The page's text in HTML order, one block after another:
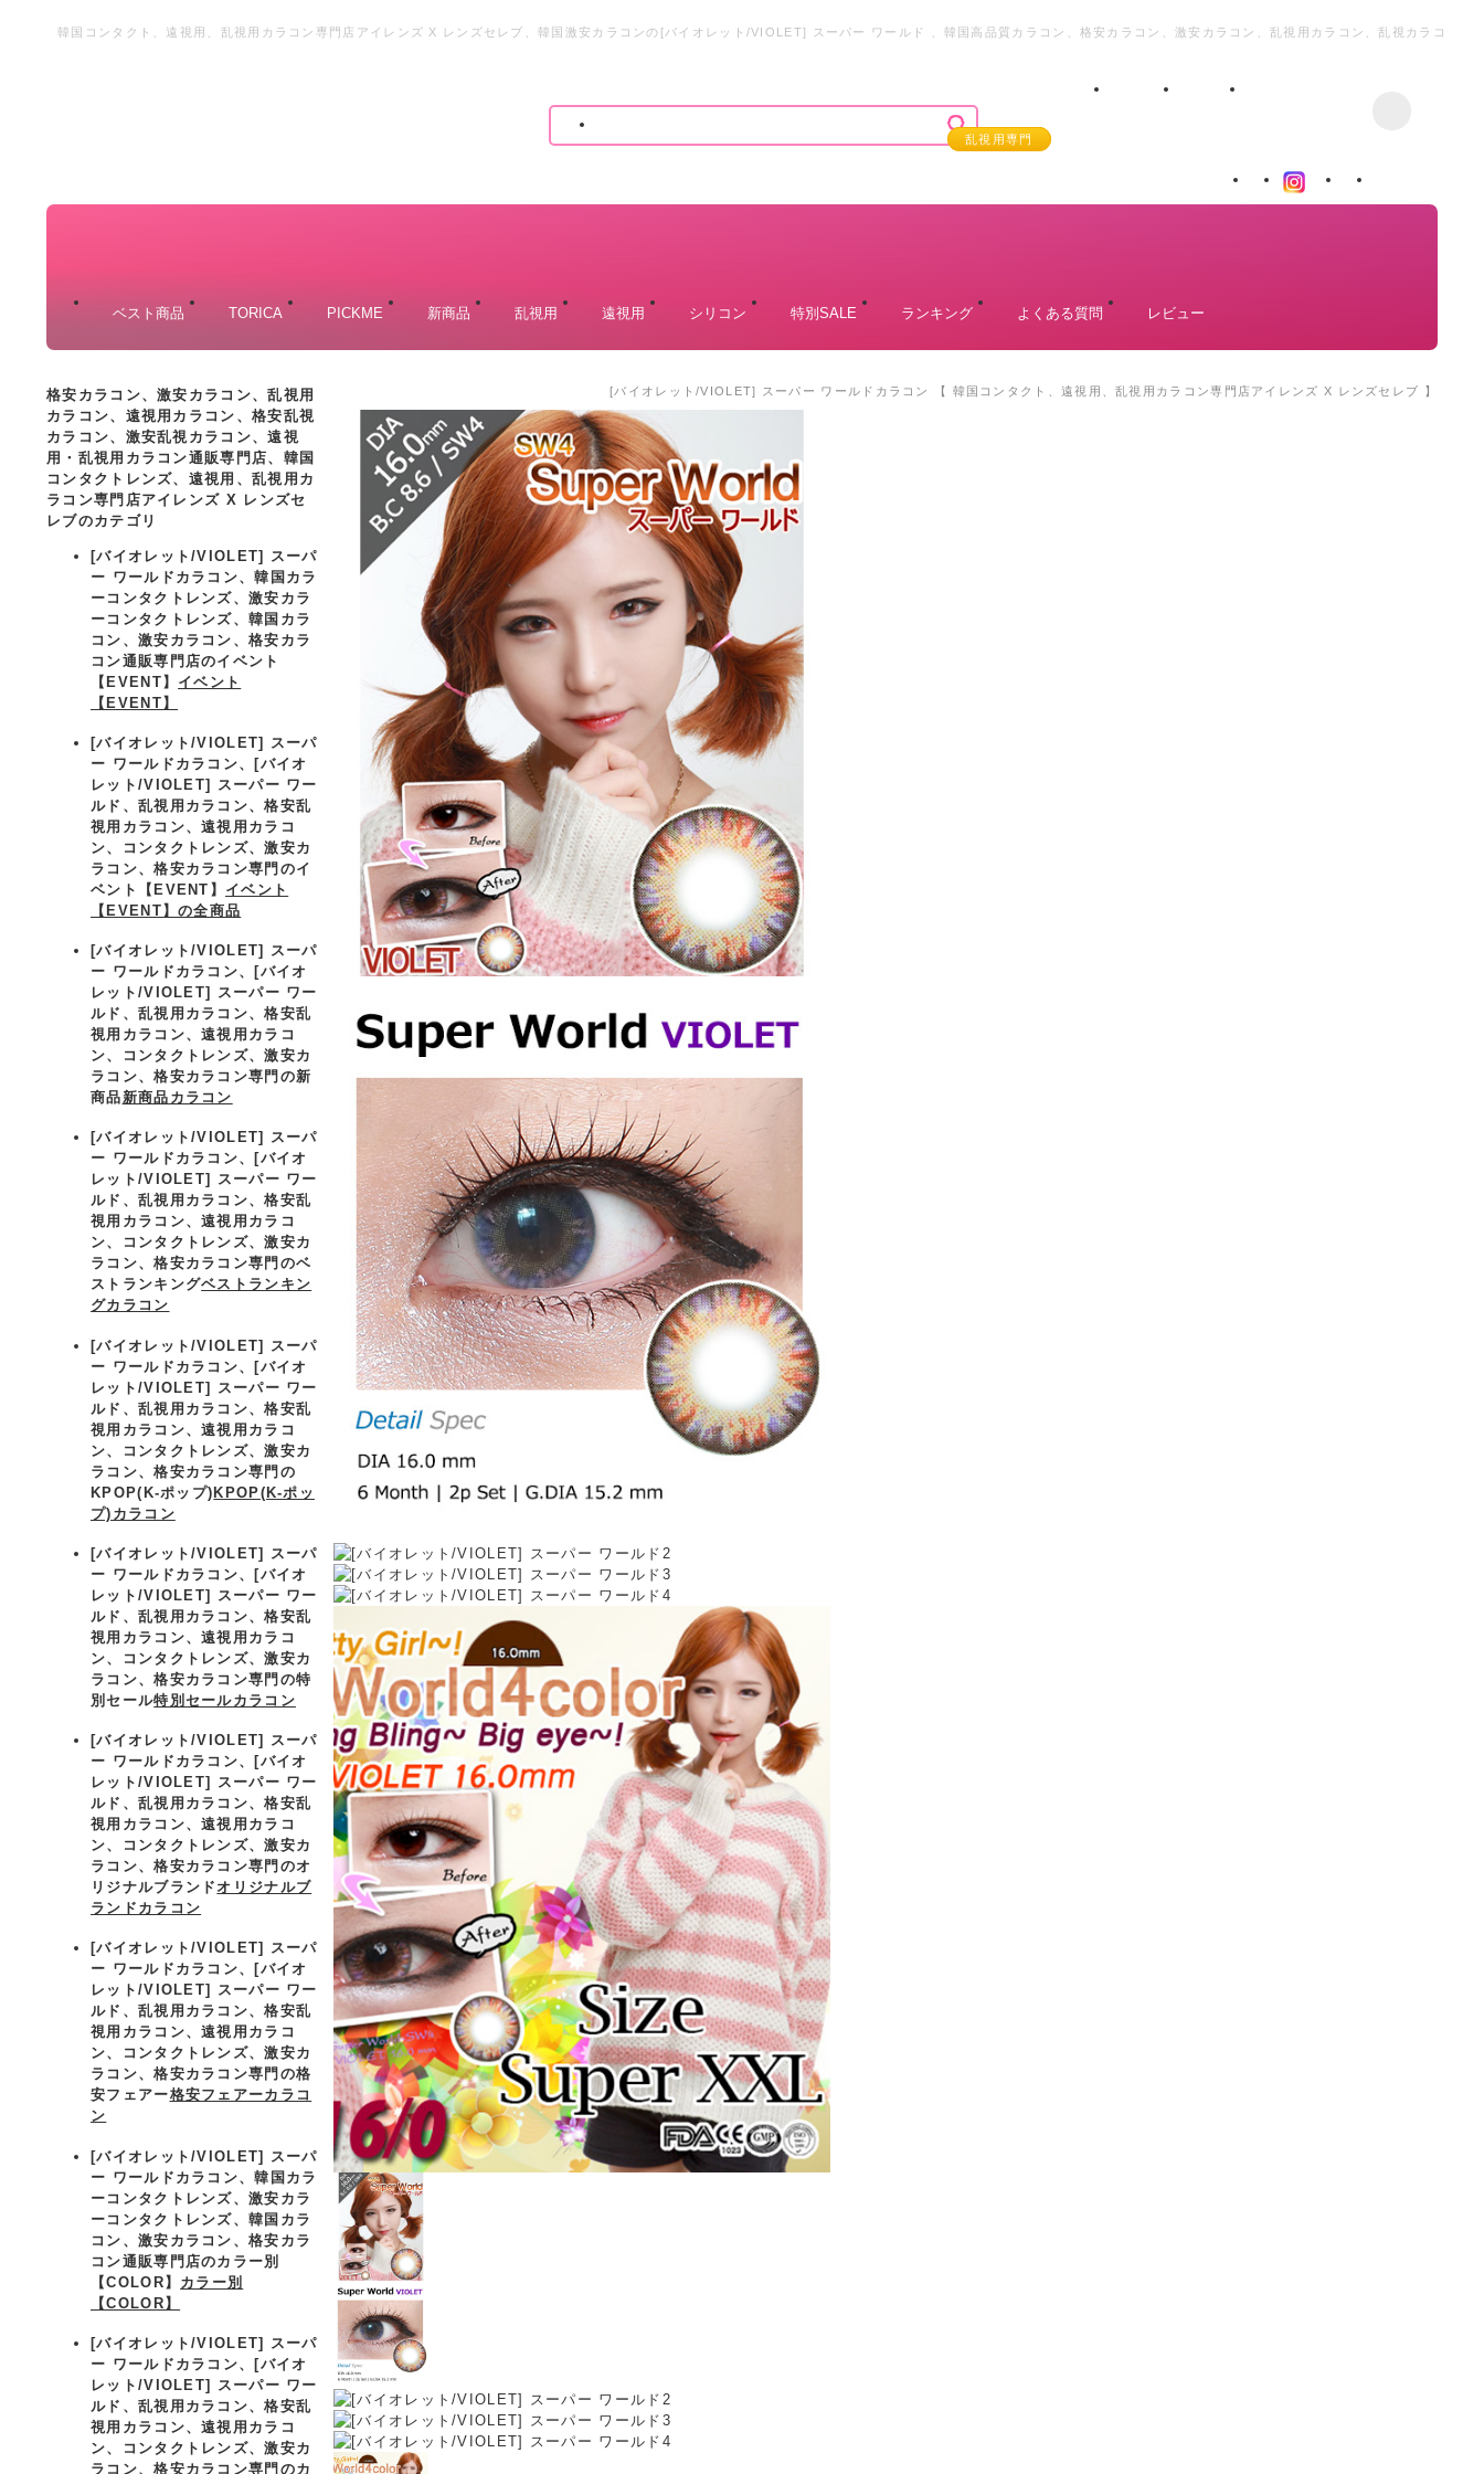
韓国コンタクト、遠視用、乱視用カラコン専門店アイレンズ X レンズセレブ、韓国激安カラコンの[バイオレット/VIOLET] スーパー ワールド 、韓国高品質カラコン、格安カラコン、激安カラコン、乱視用カラコン、乱視カラコ
乱視用専門
ベスト商品 TORICA PICKME 新商品 乱視用 遠視用 シリコン 特別SALE ランキング よくある質問 レビュー
格安カラコン、激安カラコン、乱視用
カラコン、遠視用カラコン、格安乱視
カラコン、激安乱視カラコン、遠視
用・乱視用カラコン通販専門店、韓国
コンタクトレンズ、遠視用、乱視用カ
ラコン専門店アイレンズ X レンズセ
レブのカテゴリ
[バイオレット/VIOLET] スーパ
ー ワールドカラコン、韓国カラ
ーコンタクトレンズ、激安カラ
ーコンタクトレンズ、韓国カラ
コン、激安カラコン、格安カラ
コン通販専門店のイベント
【EVENT】 イベント
【EVENT】
[バイオレット/VIOLET] スーパ
ー ワールドカラコン、
[バイオ
レット/VIOLET] スーパー ワー
ルド、乱視用カラコン、格安乱
視用カラコン、遠視用カラコ
ン、コンタクトレンズ、激安カ
ラコン、格安カラコン専門のイ
ベント【EVENT】 イベント
【EVENT】の全商品
[バイオレット/VIOLET] スーパ
ー ワールドカラコン、
[バイオ
レット/VIOLET] スーパー ワー
ルド、乱視用カラコン、格安乱
視用カラコン、遠視用カラコ
ン、コンタクトレンズ、激安カ
ラコン、格安カラコン専門の新
商品新商品カラコン
[バイオレット/VIOLET] スーパ
ー ワールドカラコン、
[バイオ
レット/VIOLET] スーパー ワー
ルド、乱視用カラコン、格安乱
視用カラコン、遠視用カラコ
ン、コンタクトレンズ、激安カ
ラコン、格安カラコン専門のベ
ストランキングベストランキン
グカラコン
[バイオレット/VIOLET] スーパ
ー ワールドカラコン、[バイオ
レット/VIOLET] スーパー ワー
ルド、乱視用カラコン、格安乱
視用カラコン、遠視用カラコ
ン、コンタクトレンズ、激安カ
ラコン、格安カラコン専門の
KPOP(K-ポップ)KPOP(K-ポッ
プ)カラコン
[バイオレット/VIOLET] スーパ
ー ワールドカラコン、
[バイオ
レット/VIOLET] スーパー ワー
ルド、乱視用カラコン、格安乱
視用カラコン、遠視用カラコ
ン、コンタクトレンズ、激安カ
ラコン、格安カラコン専門の特
別セール特別セールカラコン
[バイオレット/VIOLET] スーパ
ー ワールドカラコン、
[バイオ
レット/VIOLET] スーパー ワー
ルド、乱視用カラコン、格安乱
視用カラコン、遠視用カラコ
ン、コンタクトレンズ、激安カ
ラコン、格安カラコン専門のオ
リジナルブランドオリジナルブ
ランドカラコン
[バイオレット/VIOLET] スーパ
ー ワールドカラコン、
[バイオ
レット/VIOLET] スーパー ワー
ルド、乱視用カラコン、格安乱
視用カラコン、遠視用カラコ
ン、コンタクトレンズ、激安カ
ラコン、格安カラコン専門の格
安フェアー格安フェアーカラコ
ン
[バイオレット/VIOLET] スーパ
ー ワールドカラコン、韓国カラ
ーコンタクトレンズ、激安カラ
ーコンタクトレンズ、韓国カラ
コン、激安カラコン、格安カラ
コン通販専門店のカラー別
【COLOR】 カラー別
【COLOR】
[バイオレット/VIOLET] スーパ
ー ワールドカラコン、
[バイオ
レット/VIOLET] スーパー ワー
ルド、乱視用カラコン、格安乱
視用カラコン、遠視用カラコ
ン、コンタクトレンズ、激安カ
ラコン、格安カラコン専門のカ
[バイオレット/VIOLET] スーパー ワールドカラコン 【 韓国コンタクト、遠視用、乱視用カラコン専門店アイレンズ X レンズセレブ 】